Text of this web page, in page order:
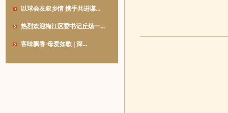
以球会友叙乡情 携手共进谋...
热烈欢迎梅江区委书记丘炀一...
客味飘香·母爱如歌 | 深...